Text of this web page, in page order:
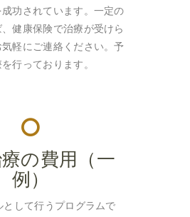
功されています。一定の
健康保険で治療が受けら
軽にご連絡ください。予
行っております。
の費用（一
例）
して行うプログラムで